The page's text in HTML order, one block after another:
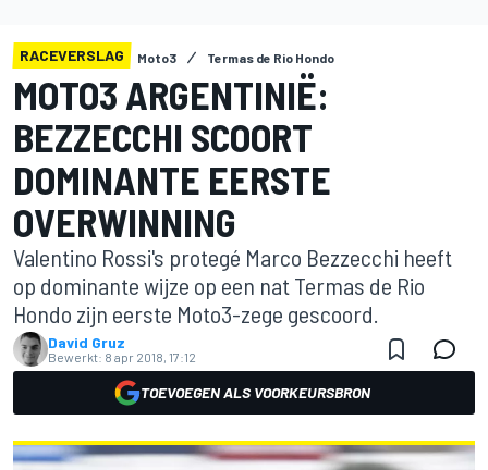
RACEVERSLAG Moto3 Termas de Rio Hondo
MOTO3 ARGENTINIË:
BEZZECCHI SCOORT
DOMINANTE EERSTE
OVERWINNING
Valentino Rossi's protegé Marco Bezzecchi heeft
op dominante wijze op een nat Termas de Rio
Hondo zijn eerste Moto3-zege gescoord.
David Gruz
Bewerkt: 8 apr 2018, 17:12
TOEVOEGEN ALS VOORKEURSBRON